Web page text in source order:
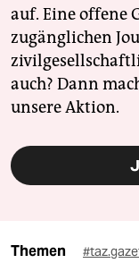
auf. Eine offene
zugänglichen
auch? Dann
unsere Aktion.
Themen